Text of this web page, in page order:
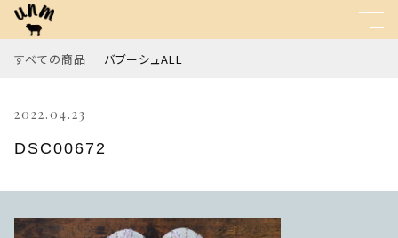
すべての商品 バブーシュALL
2022.04.23
DSC00672
親カテゴリ
子カテゴリ